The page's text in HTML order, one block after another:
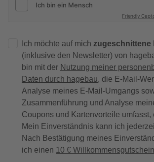
Friendly
Ich möchte auf mich zugeschnittene
(inklusive den Newsletter) von
bin mit der Nutzung meiner
Daten durch hagebau, die E-Mail-
Analyse meines E-Mail-Umgangs
Zusammenführung und Analyse
Coupons und Kartenvorteile umfasst,
Mein Einverständnis kann ich
Nach Bestätigung meines
ich einen 10 € Willkommensgutschein